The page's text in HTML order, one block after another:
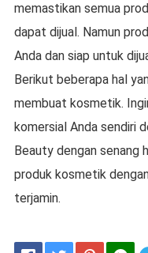
memastikan semua
dapat dijual. Namun
Anda dan siap untuk
Berikut beberapa hal
membuat kosmetik.
komersial Anda sendiri
Beauty dengan senang
produk kosmetik
terjamin.